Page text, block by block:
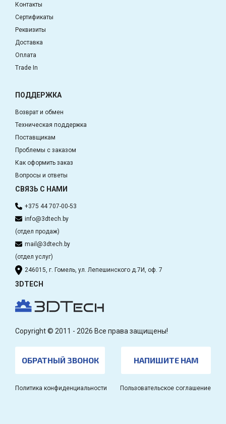
Контакты
Сертификаты
Реквизиты
Доставка
Оплата
Trade In
ПОДДЕРЖКА
Возврат и обмен
Техническая поддержка
Поставщикам
Проблемы с заказом
Как оформить заказ
Вопросы и ответы
СВЯЗЬ С НАМИ
+375 44 707-00-53
info@3dtech.by
(отдел продаж)
mail@3dtech.by
(отдел услуг)
246015, г. Гомель, ул. Лепешинского д.7И, оф. 7
3DTECH
Copyright © 2011 - 2026 Все права защищены!
ОБРАТНЫЙ ЗВОНОК НАПИШИТЕ НАМ
Политика конфиденциальности Пользовательское соглашение